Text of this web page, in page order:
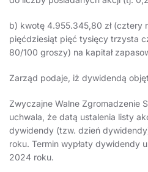
b) kwotę 4.955.345,80 zł (cztery
pięćdziesiąt pięć tysięcy trzysta
80/100 groszy) na kapitał
Zarząd podaje, iż dywidendą
Zwyczajne Walne Zgromadzenie
uchwala, że datą ustalenia listy
dywidendy (tzw. dzień
roku. Termin wypłaty dywidendy
2024 roku.